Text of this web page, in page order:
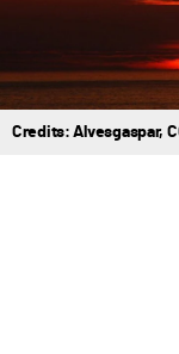
Credits: Alvesgaspar,